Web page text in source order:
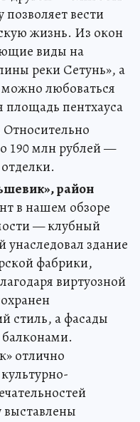
позволяет вести
жизнь. Из окон
виды на
реки Сетунь», а
можно любоваться
пентхауса
Относительно
190 млн рублей —
район
в нашем обзоре
— клубный
здание
фабрики,
виртуозной
стиль, а фасады
отлично
выставлены